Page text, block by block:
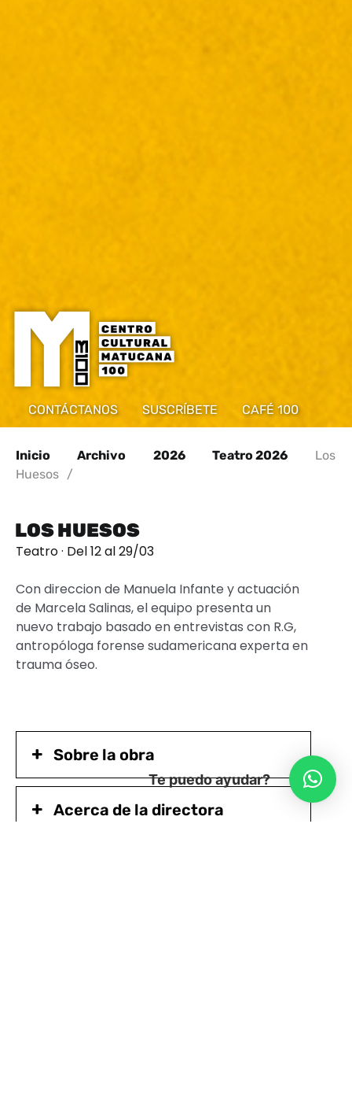
CONTÁCTANOS SUSCRÍBETE CAFÉ 100
Inicio Archivo 2026 Teatro 2026
Los
Huesos /
LOS HUESOS
Teatro · Del 12 al 29/03
Con direccion de Manuela Infante y actuación
de Marcela Salinas, el equipo presenta un
nuevo trabajo basado en entrevistas con R.G,
antropóloga forense sudamericana experta en
trauma óseo.
Sobre la obra
Acerca de la directora
Te puedo ayudar?